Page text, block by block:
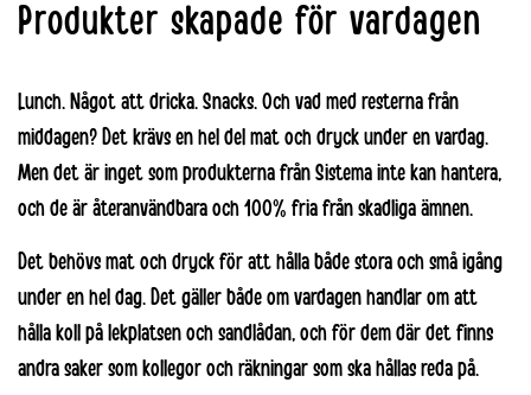
Produkter skapade för vardagen
Lunch. Något att dricka. Snacks. Och vad med resterna från
middagen? Det krävs en hel del mat och dryck under en vardag.
Men det är inget som produkterna från Sistema inte kan hantera,
och de är återanvändbara och 100% fria från skadliga ämnen.
Det behövs mat och dryck för att hålla både stora och små igång
under en hel dag. Det gäller både om vardagen handlar om att
hålla koll på lekplatsen och sandlådan, och för dem där det finns
andra saker som kollegor och räkningar som ska hållas reda på.